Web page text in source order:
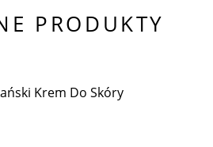
PRODUKTY